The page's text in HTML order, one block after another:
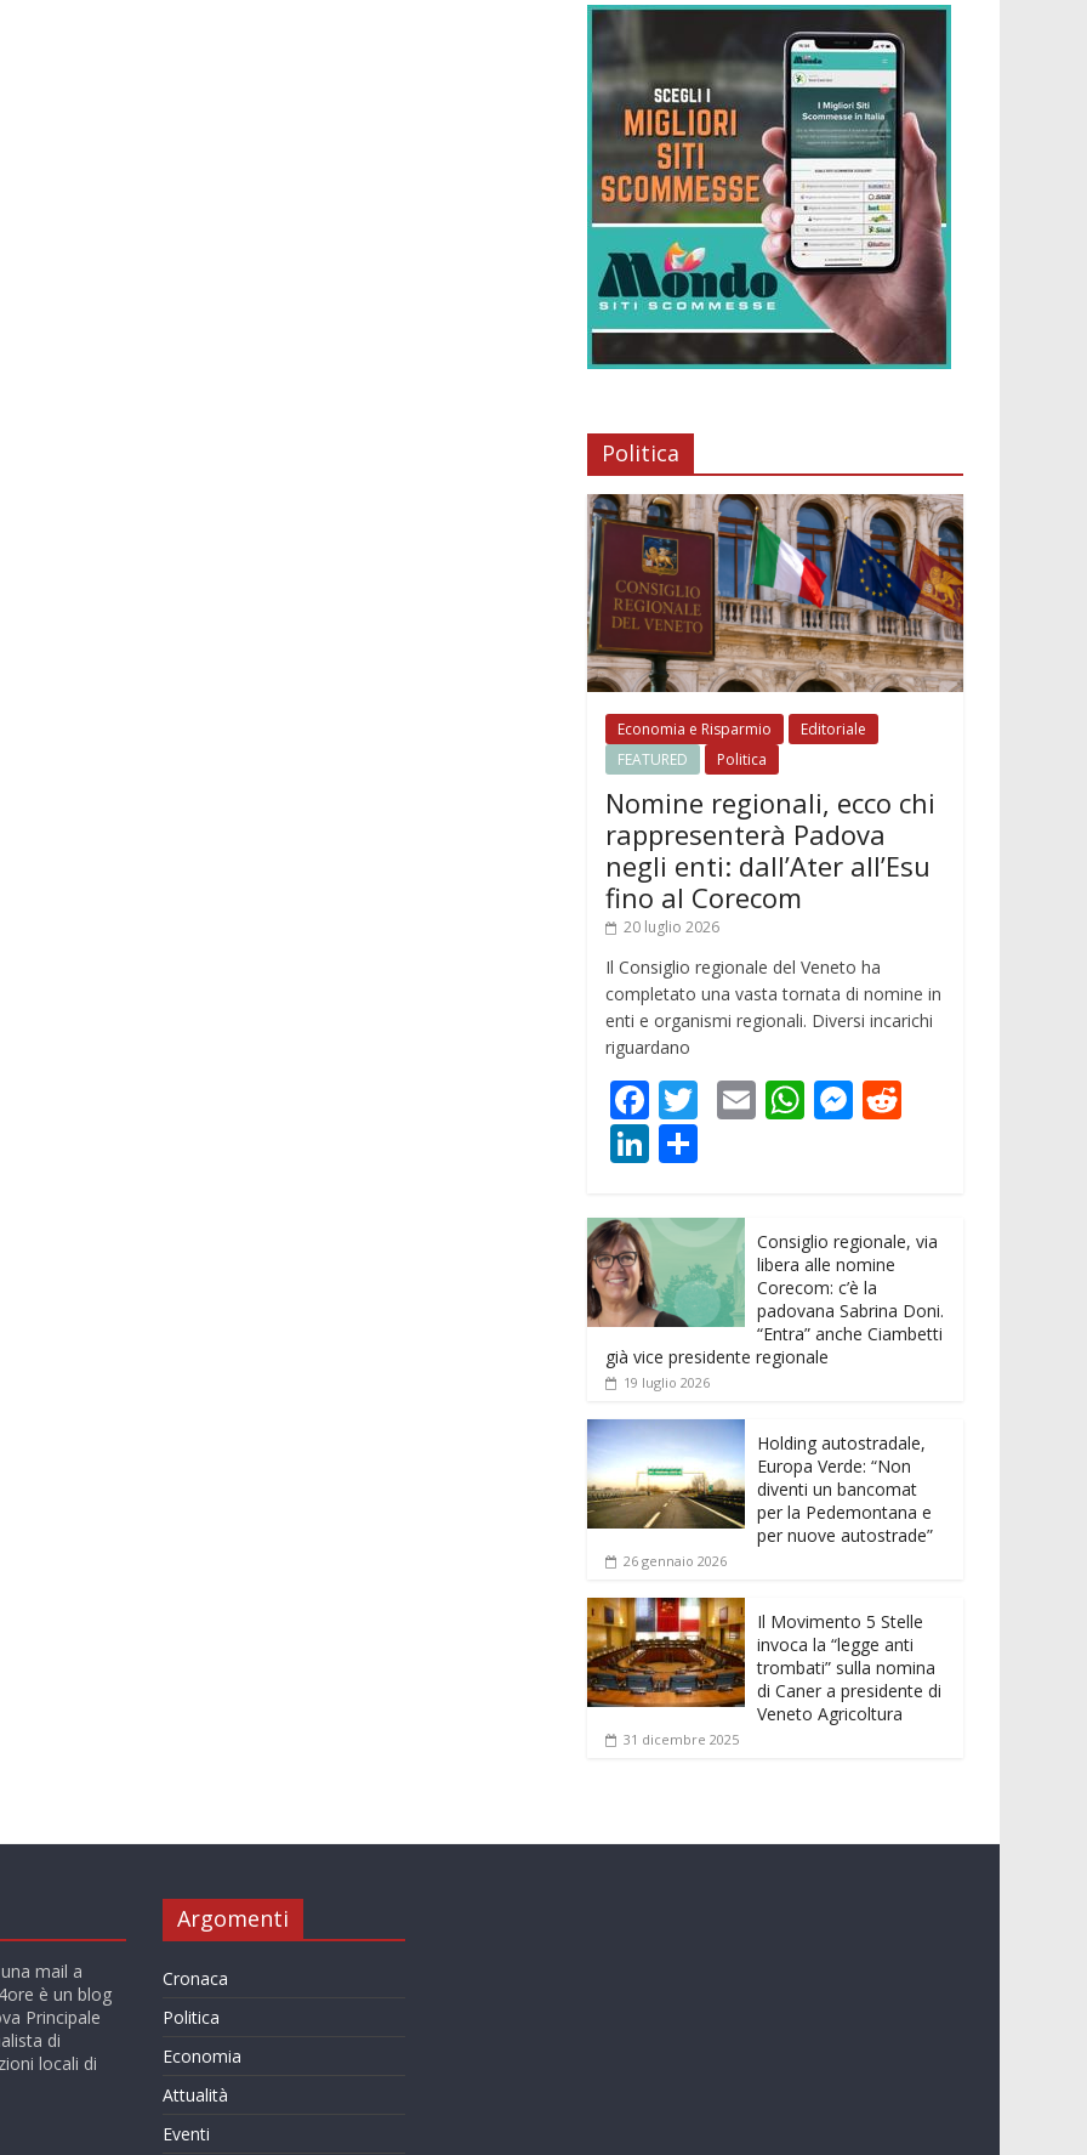
Politica
Economia e Risparmio
Editoriale
FEATURED
Politica
Nomine regionali, ecco chi
rappresenterà Padova
negli enti: dall’Ater all’Esu
fino al Corecom
20 luglio 2026
Il Consiglio regionale del Veneto ha
completato una vasta tornata di nomine in
enti e organismi regionali. Diversi incarichi
riguardano
F
ac
e
b
o
o
k
T
er
E W
A
p
p
M
n
g
er
t
Li
k
e
dI
n
n
di
vi
di
Consiglio regionale, via
libera alle nomine
Corecom: c’è la
padovana Sabrina Doni.
“Entra” anche Ciambetti
già vice presidente regionale
19 luglio 2026
Holding autostradale,
Europa Verde: “Non
diventi un bancomat
per la Pedemontana e
per nuove autostrade”
26 gennaio 2026
Il Movimento 5 Stelle
invoca la “legge anti
trombati” sulla nomina
di Caner a presidente di
Veneto Agricoltura
31 dicembre 2025
mail a
è un blog
Principale
di
locali di
Argomenti
Cronaca
Politica
Economia
Attualità
Eventi